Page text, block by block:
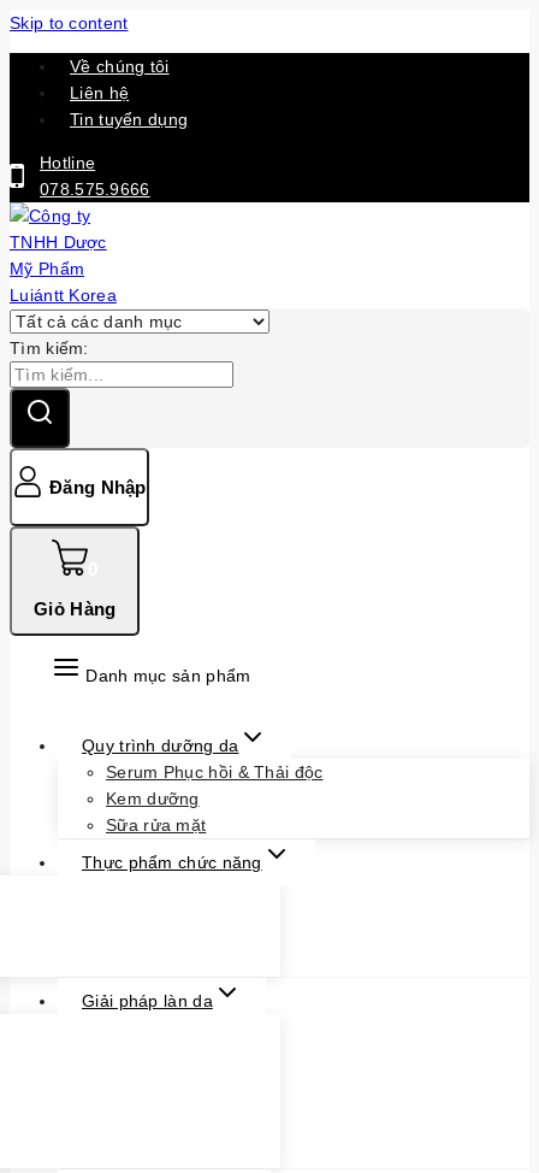
Skip to content
Về chúng tôi
Liên hệ
Tin tuyển dụng
Hotline
078.575.9666
Tìm kiếm:
Đăng Nhập
Giỏ Hàng
Danh mục sản phẩm
Quy trình dưỡng da
Serum Phục hồi & Thải độc
Kem dưỡng
Sữa rửa mặt
Thực phẩm chức năng
Giải pháp làn da